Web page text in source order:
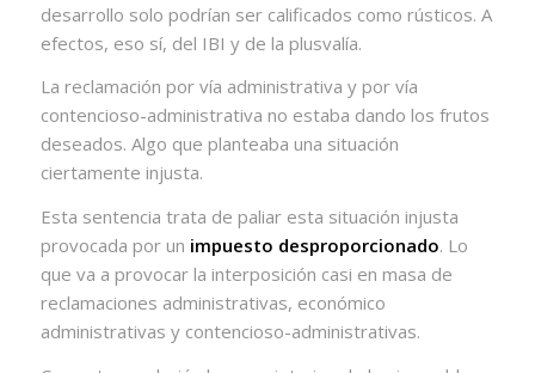
desarrollo solo podrían ser calificados como rústicos. A
efectos, eso sí, del IBI y de la plusvalía.
La reclamación por vía administrativa y por vía
contencioso-administrativa no estaba dando los frutos
deseados. Algo que planteaba una situación
ciertamente injusta.
Esta sentencia trata de paliar esta situación injusta
provocada por un impuesto desproporcionado. Lo
que va a provocar la interposición casi en masa de
reclamaciones administrativas, económico
administrativas y contencioso-administrativas.